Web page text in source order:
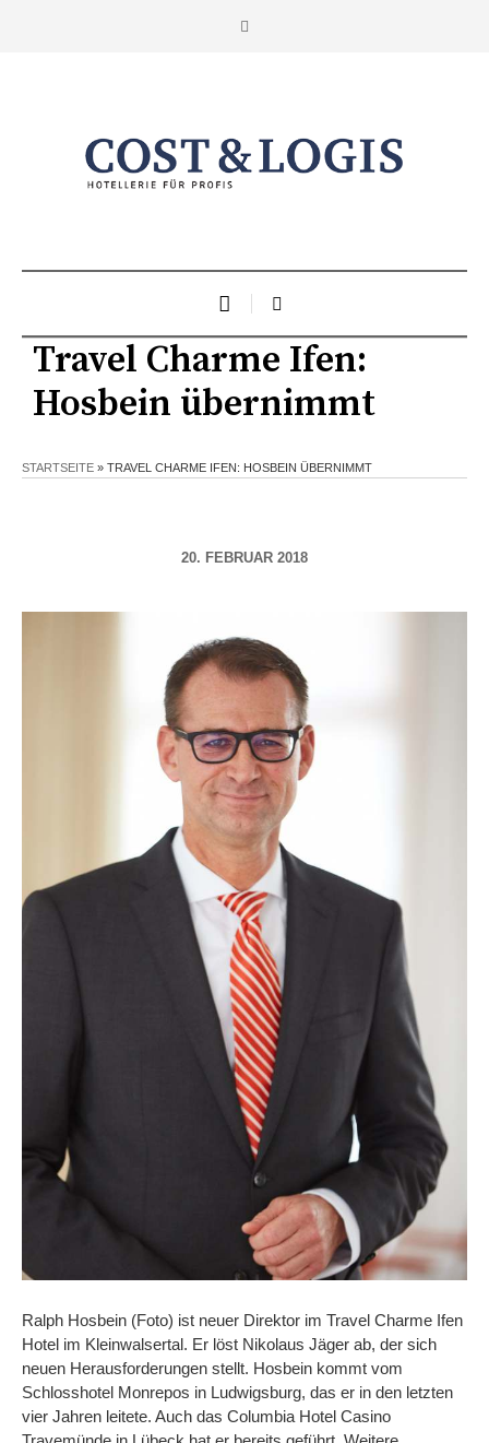
Travel Charme Ifen:
Hosbein übernimmt
STARTSEITE » TRAVEL CHARME IFEN: HOSBEIN ÜBERNIMMT
20. FEBRUAR 2018
Ralph Hosbein (Foto) ist neuer Direktor im Travel Charme Ifen
Hotel im Kleinwalsertal. Er löst Nikolaus Jäger ab, der sich
neuen Herausforderungen stellt. Hosbein kommt vom
Schlosshotel Monrepos in Ludwigsburg, das er in den letzten
vier Jahren leitete. Auch das Columbia Hotel Casino